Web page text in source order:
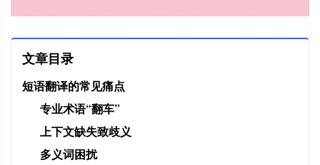
文章目录
短语翻译的常见痛点
专业术语“翻车”
上下文缺失致歧义
多义词困扰